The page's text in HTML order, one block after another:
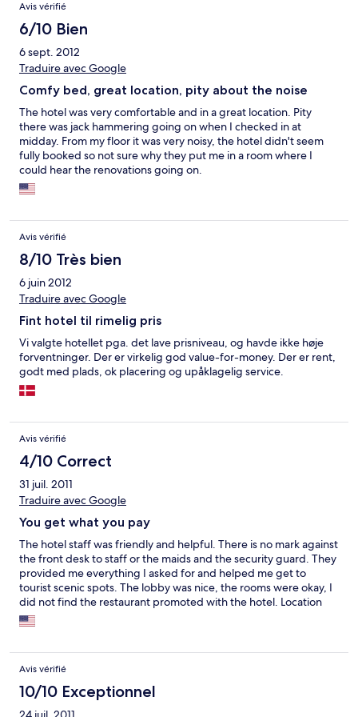
Avis vérifié
6/10 Bien
6 sept. 2012
Traduire avec Google
Comfy bed, great location, pity about the noise
The hotel was very comfortable and in a great location. Pity
there was jack hammering going on when I checked in at
midday. From my floor it was very noisy, the hotel didn't seem
fully booked so not sure why they put me in a room where I
could hear the renovations going on.
Avis vérifié
8/10 Très bien
6 juin 2012
Traduire avec Google
Fint hotel til rimelig pris
Vi valgte hotellet pga. det lave prisniveau, og havde ikke høje
forventninger. Der er virkelig god value-for-money. Der er rent,
godt med plads, ok placering og upåklagelig service.
Avis vérifié
4/10 Correct
31 juil. 2011
Traduire avec Google
You get what you pay
The hotel staff was friendly and helpful. There is no mark against
the front desk to staff or the maids and the security guard. They
provided me everything I asked for and helped me get to
tourist scenic spots. The lobby was nice, the rooms were okay, I
did not find the restaurant promoted with the hotel. Location
was decent, your next to a temple and a large walking path that
during the night is used by dance groups, so its fun to see. And,
(Goddess temple area). At that location you are more in the
downtown area. I felt relatively safe, with a kernel of doubt for
the last night when I watched call girls walk by to the room next
Avis vérifié
10/10 Exceptionnel